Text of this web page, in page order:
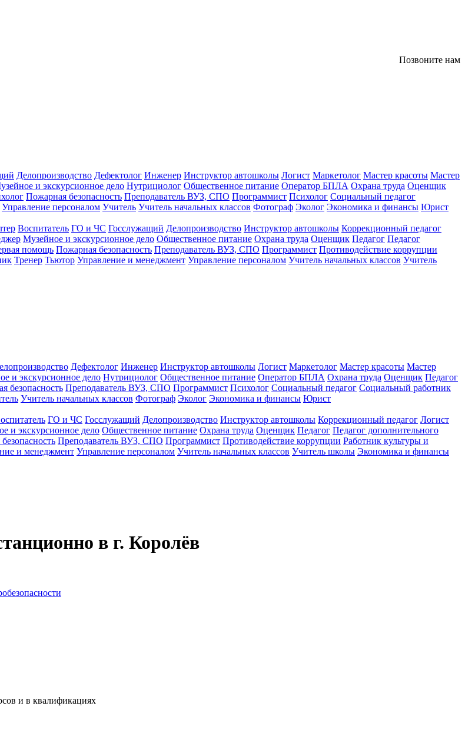
Позвоните нам
Делопроизводство Дефектолог Инженер Инструктор автошколы Логист Маркетолог Мастер красоты Мастер
и экскурсионное дело Нутрициолог Общественное питание Оператор БПЛА Охрана труда Оценщик
Пожарная безопасность Преподаватель ВУЗ, СПО Программист Психолог Социальный педагог
Управление персоналом Учитель Учитель начальных классов Фотограф Эколог Экономика и финансы Юрист
Воспитатель ГО и ЧС Госслужащий Делопроизводство Инструктор автошколы Коррекционный педагог
Музейное и экскурсионное дело Общественное питание Охрана труда Оценщик Педагог Педагог
помощь Пожарная безопасность Преподаватель ВУЗ, СПО Программист Противодействие коррупции
Тренер Тьютор Управление и менеджмент Управление персоналом Учитель начальных классов Учитель
Дефектолог Инженер Инструктор автошколы Логист Маркетолог Мастер красоты Мастер
и экскурсионное дело Нутрициолог Общественное питание Оператор БПЛА Охрана труда Оценщик Педагог
безопасность Преподаватель ВУЗ, СПО Программист Психолог Социальный педагог Социальный работник
Учитель начальных классов Фотограф Эколог Экономика и финансы Юрист
ГО и ЧС Госслужащий Делопроизводство Инструктор автошколы Коррекционный педагог Логист
и экскурсионное дело Общественное питание Охрана труда Оценщик Педагог Педагог дополнительного
Преподаватель ВУЗ, СПО Программист Противодействие коррупции Работник культуры и
и менеджмент Управление персоналом Учитель начальных классов Учитель школы Экономика и финансы
в г. Королёв
и в квалификациях